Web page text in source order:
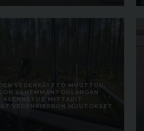
VEDENKÄYTTÖ MUUTTUU,
ON VÄHEMMÄN? OULANGAN
ASENNETUT MITTARIT
VEDENKIERRON MUUTOKSET